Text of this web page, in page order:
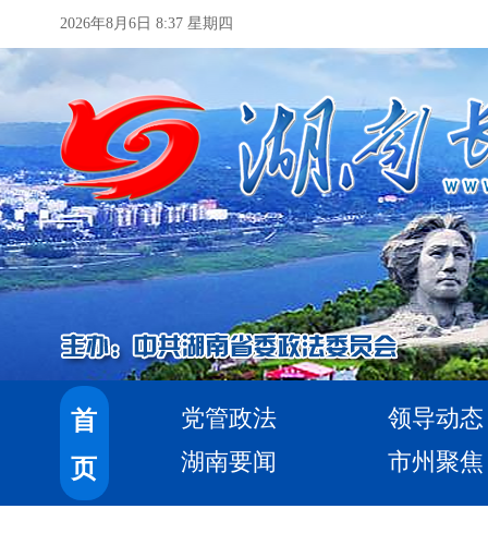
2026年8月6日 8:37 星期四
首
页
党管政法
领导动态
湖南要闻
市州聚焦